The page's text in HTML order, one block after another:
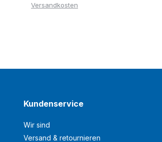
Versandkosten
Kundenservice
Wir sind
Versand & retournieren